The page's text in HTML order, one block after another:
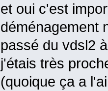
et oui c'est
déménagement
passé du vdsl2
j'étais très
(quoique ça a